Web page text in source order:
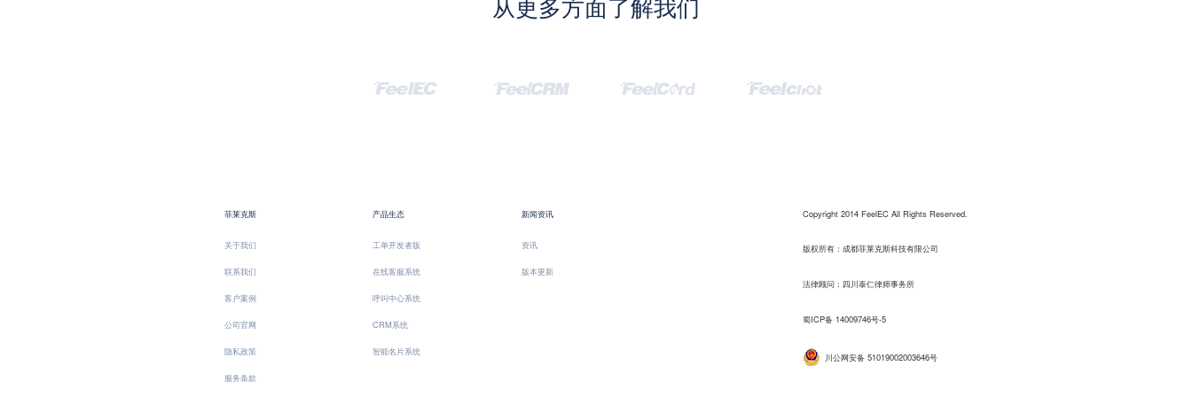
从更多方面了解我们
菲莱克斯
关于我们
联系我们
客户案例
公司官网
隐私政策
服务条款
产品生态
工单开发者版
在线客服系统
呼叫中心系统
CRM系统
智能名片系统
新闻资讯
资讯
版本更新
Copyright 2014 FeelEC All Rights Reserved.
版权所有：成都菲莱克斯科技有限公司
法律顾问：四川泰仁律师事务所
蜀ICP备 14009746号-5
川公网安备 51019002003646号